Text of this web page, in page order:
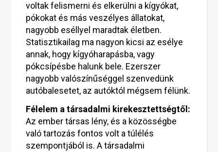
voltak felismerni és elkerülni a kígyókat,
pókokat és más veszélyes állatokat,
nagyobb eséllyel maradtak életben.
Statisztikailag ma nagyon kicsi az esélye
annak, hogy kígyóharapásba, vagy
pókcsípésbe halunk bele. Ezerszer
nagyobb valószínűséggel szenvedünk
autóbalesetet, az autóktól mégsem félünk.
Félelem a társadalmi kirekesztettségtől:
Az ember társas lény, és a közösségbe
való tartozás fontos volt a túlélés
szempontjából is. A társadalmi